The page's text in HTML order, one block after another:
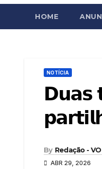
HOME
NOTÍCIA
𝗗𝘂𝗮𝘀
By Redação - VO
ABR 29, 2026